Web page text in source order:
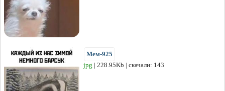
Мем-925
jpg | 228.95Kb | скачали: 143